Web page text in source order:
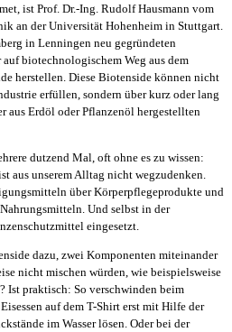
ist Prof. Dr.-Ing. Rudolf Hausmann vom
an der Universität Hohenheim in Stuttgart.
in Lenningen neu gegründeten
biotechnologischem Weg aus dem
herstellen. Diese Biotenside können nicht
erfüllen, sondern über kurz oder lang
aus Erdöl oder Pflanzenöl hergestellten
dutzend Mal, oft ohne es zu wissen:
aus unserem Alltag nicht wegzudenken.
über Körperpflegeprodukte und
Und selbst in der
eingesetzt.
dazu, zwei Komponenten miteinander
nicht mischen würden, wie beispielsweise
Ist praktisch: So verschwinden beim
auf dem T-Shirt erst mit Hilfe der
im Wasser lösen. Oder bei der